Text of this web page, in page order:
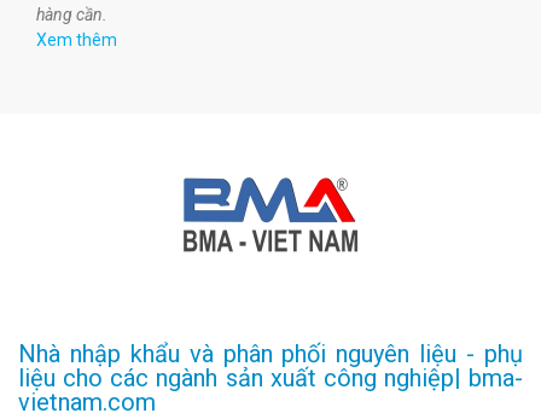
hàng cần.
Xem thêm
Nhà nhập khẩu và phân phối nguyên liệu - phụ
liệu cho các ngành sản xuất công nghiệp| bma-
vietnam.com